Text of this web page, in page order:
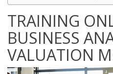
TRAINING
BUSINESS
VALUATION